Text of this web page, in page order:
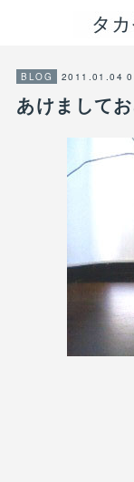
BLOG 2011.01.04
あけまして